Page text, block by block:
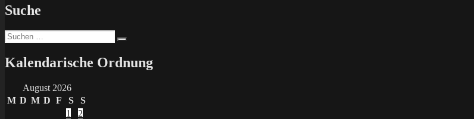
Suche
Suchen
nach:
Kalendarische Ordnung
August 2026
M D M D F S
S
1
2